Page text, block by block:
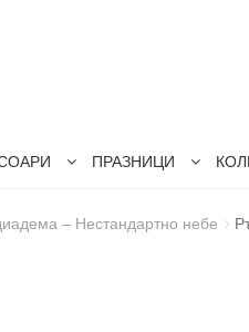
ПРАЗНИЦИ
– Нестандартно небе